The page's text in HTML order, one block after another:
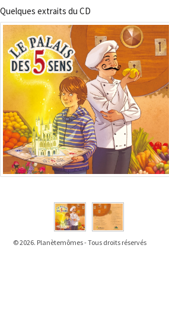
Quelques extraits du CD
© 2026. Planètemômes - Tous droits réservés